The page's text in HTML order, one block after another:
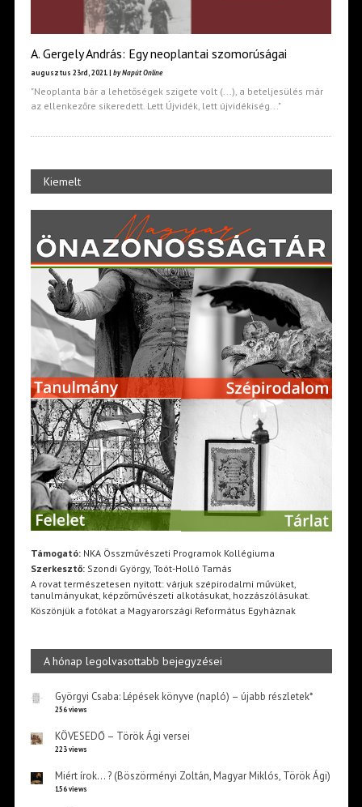
A. Gergely András: Egy neoplantai szomorúságai
augusztus 23rd, 2021 | by Napút Online
"Neoplanta bár a lehetőségek szigete volt (...), a beteljesülés már
az ellenkezőre sikeredett. Lett Újvidék, lett újvidékiség..."
Kiemelt
Támogató:NKA Összművészeti Programok Kollégiuma
Szerkesztő:Szondi György, Toót-Holló Tamás
A rovat természetesen nyitott: várjuk szépirodalmi művüket,
tanulmányukat, képzőművészeti alkotásukat, hozzászólásukat.
Köszönjük a fotókat a Magyarországi Református Egyháznak
A hónap legolvasottabb bejegyzései
Györgyi Csaba: Lépések könyve (napló) – újabb részletek*
256 views
KÖVESEDŐ – Török Ági versei
223 views
Miért írok… ? (Böszörményi Zoltán, Magyar Miklós, Török Ági)
156 views